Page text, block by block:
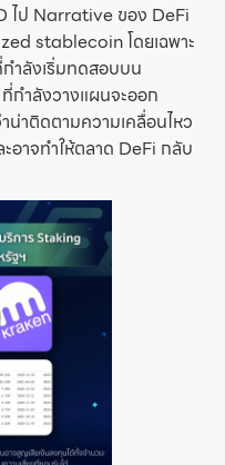
ไป Narrative ของ DeFi
stablecoin โดยเฉพาะ
ำลังเริ่มทดสอบบน
ำลังวางแผนจะออก
าติดตามความเคลื่อนไหว
ะอาจทำให้ตลาด DeFi กลับ